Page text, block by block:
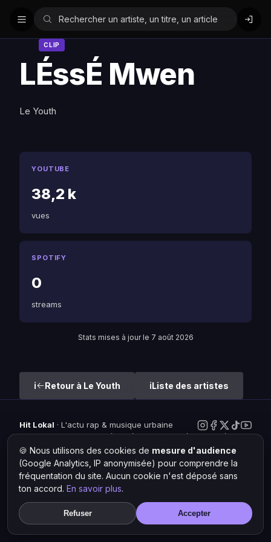
CLIP
LÉssÉ Mwen
Le Youth
YOUTUBE
38,2 k
vues
SPOTIFY
0
streams
Stats mises à jour le 7 août 2026
Retour à Le Youth Liste des artistes
Hit Lokal · L'actu rap & musique urbaine
© 2026 — Tous droits réservés ·Mentions légales·Gérer les
cookies
🍪 Nous utilisons des cookies de mesure d'audience
(Google Analytics, IP anonymisée) pour comprendre la
fréquentation du site. Aucun cookie n'est déposé sans
ton accord. En savoir plus.
Refuser Accepter